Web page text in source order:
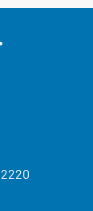
2220